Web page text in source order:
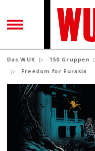
TOGGLE
Das WUK 150 Gruppen
Freedom for Eurasia